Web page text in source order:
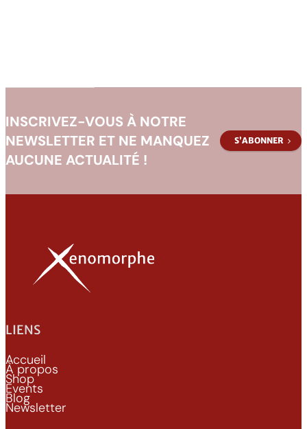
INSCRIVEZ-VOUS À NOTRE
NEWSLETTER ET NE MANQUEZ
AUCUNE ACTUALITÉ !
S’ABONNER
LIENS
Accueil
À propos
Shop
Events
Blog
Newsletter